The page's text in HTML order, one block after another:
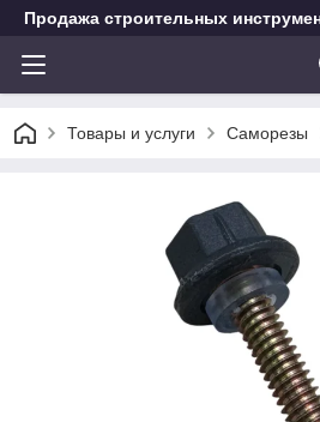
Продажа строительных
Товары и услуги Саморезы